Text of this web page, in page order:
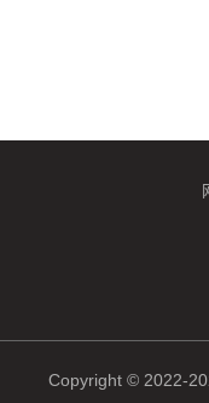
Copyright © 2022-